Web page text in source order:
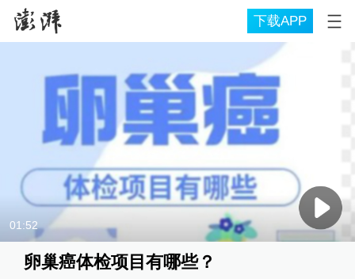
下载APP
01:52
卵巢癌体检项目有哪些？